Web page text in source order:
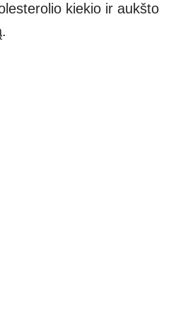
kiekio ir aukšto